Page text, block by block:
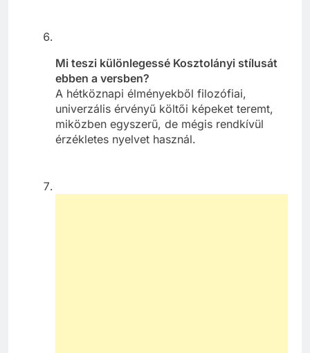
Mi teszi különlegessé Kosztolányi stílusát
ebben a versben?
A hétköznapi élményekből filozófiai,
univerzális érvényű költői képeket teremt,
miközben egyszerű, de mégis rendkívül
érzékletes nyelvet használ.